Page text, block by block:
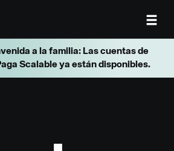
a la familia: Las cuentas de
Scalable ya están disponibles.